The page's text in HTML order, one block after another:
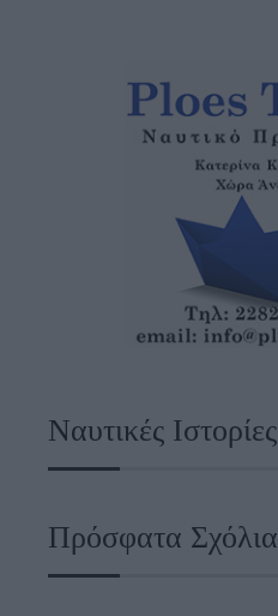
Ναυτικές Ιστορίες
Πρόσφατα Σχόλια